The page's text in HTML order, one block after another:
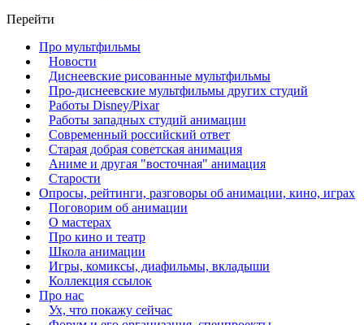
Перейти
Про мультфильмы
Новости
Диснеевские рисованные мультфильмы
Про-диснеевские мультфильмы других студий
Работы Disney/Pixar
Работы западных студий анимации
Современный российский ответ
Старая добрая советская анимация
Аниме и другая "восточная" анимация
Старости
Опросы, рейтинги, разговоры об анимации, кино, играх
Поговорим об анимации
О мастерах
Про кино и театр
Школа анимации
Игры, комиксы, диафильмы, вкладыши
Коллекция ссылок
Про нас
Ух, что покажу сейчас